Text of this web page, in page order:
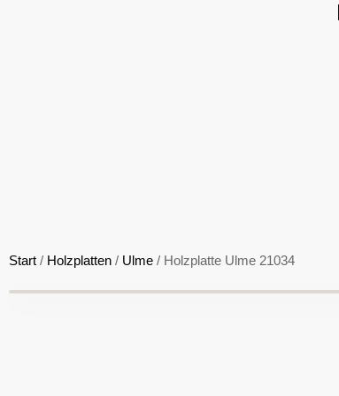
Start / Holzplatten / Ulme / Holzplatte Ulme 21034